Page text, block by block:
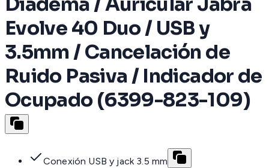
Evolve 40 Duo / USB y
3.5mm / Cancelación de
Ruido Pasiva / Indicador de
Ocupado (6399-823-109)
Conexión USB y jack 3.5 mm